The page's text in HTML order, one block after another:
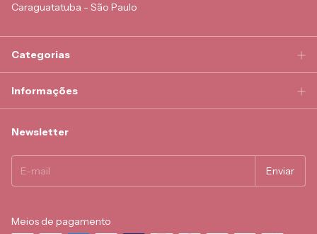
Caraguatatuba - São Paulo
Categorias
Informações
Newsletter
Meios de pagamento